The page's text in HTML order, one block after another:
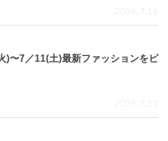
2026.7.16
)〜7／11(土)最新ファッションをピ
2026.7.15